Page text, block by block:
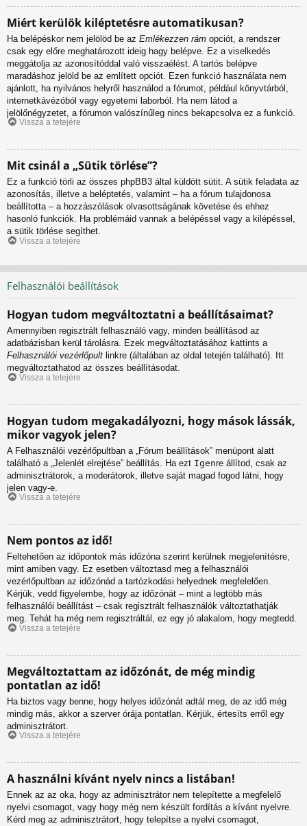
Miért kerülök kiléptetésre automatikusan?
Ha belépéskor nem jelölöd be az Emlékezzen rám opciót, a rendszer
csak egy előre meghatározott ideig hagy belépve. Ez a viselkedés
meggátolja az azonosítóddal való visszaélést. A tartós belépve
maradáshoz jelöld be az említett opciót. Ezen funkció használata nem
ajánlott, ha nyilvános helyről használod a fórumot, például könyvtárból,
internetkávézóból vagy egyetemi laborból. Ha nem látod a
jelölőnégyzetet, a fórumon valószínűleg nincs bekapcsolva ez a funkció.
Vissza a tetejére
Mit csinál a „Sütik törlése”?
Ez a funkció törli az összes phpBB3 által küldött sütit. A sütik feladata az
azonosítás, illetve a beléptetés, valamint – ha a fórum tulajdonosa
beállította – a hozzászólások olvasottságának követése és ehhez
hasonló funkciók. Ha problémáid vannak a belépéssel vagy a kilépéssel,
a sütik törlése segíthet.
Vissza a tetejére
Felhasználói beállítások
Hogyan tudom megváltoztatni a beállításaimat?
Amennyiben regisztrált felhasználó vagy, minden beállításod az
adatbázisban kerül tárolásra. Ezek megváltoztatásához kattints a
Felhasználói vezérlőpult linkre (általában az oldal tetején található). Itt
megváltoztathatod az összes beállításodat.
Vissza a tetejére
Hogyan tudom megakadályozni, hogy mások lássák,
mikor vagyok jelen?
A Felhasználói vezérlőpultban a „Fórum beállítások” menüpont alatt
található a „Jelenlét elrejtése” beállítás. Ha ezt Igenre állítod, csak az
adminisztrátorok, a moderátorok, illetve saját magad fogod látni, hogy
jelen vagy-e.
Vissza a tetejére
Nem pontos az idő!
Feltehetően az időpontok más időzóna szerint kerülnek megjelenítésre,
mint amiben vagy. Ez esetben változtasd meg a felhasználói
vezérlőpultban az időzónád a tartózkodási helyednek megfelelően.
Kérjük, vedd figyelembe, hogy az időzónát – mint a legtöbb más
felhasználói beállítást – csak regisztrált felhasználók változtathatják
meg. Tehát ha még nem regisztráltál, ez egy jó alakalom, hogy megtedd.
Vissza a tetejére
Megváltoztattam az időzónát, de még mindig
pontatlan az idő!
Ha biztos vagy benne, hogy helyes időzónát adtál meg, de az idő még
mindig más, akkor a szerver órája pontatlan. Kérjük, értesíts erről egy
adminisztrátort.
Vissza a tetejére
A használni kívánt nyelv nincs a listában!
Ennek az az oka, hogy az adminisztrátor nem telepítette a megfelelő
nyelvi csomagot, vagy hogy még nem készült fordítás a kívánt nyelvre.
Kérd meg az adminisztrátort, hogy telepítse a nyelvi csomagot,